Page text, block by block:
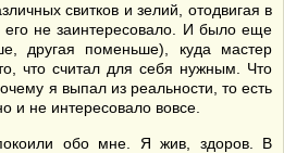
свитков и зелий, отодвигая в
его не заинтересовало. И было еще
другая поменьше), куда мастер
что считал для себя нужным. Что
я выпал из реальности, то есть
и не интересовало вовсе.
обо мне. Я жив, здоров. В